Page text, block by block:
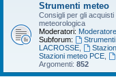
Strumenti meteo
Consigli per gli
meteorologica
Moderatori: Moderatore
Subforum:
LACROSSE
Stazioni meteo PCE
Argomenti: 852